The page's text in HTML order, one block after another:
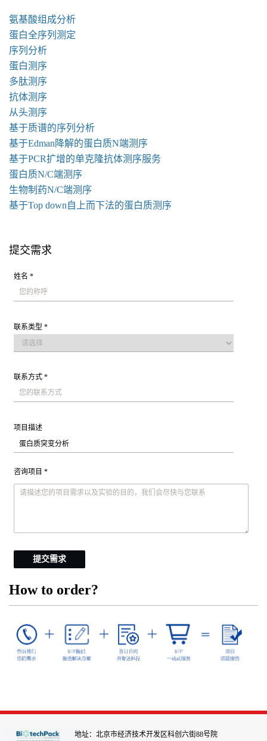
氨基酸组成分析
蛋白全序列测定
序列分析
蛋白测序
多肽测序
抗体测序
从头测序
基于质谱的序列分析
基于Edman降解的蛋白质N端测序
基于PCR扩增的单克隆抗体测序服务
蛋白质N/C端测序
生物制药N/C端测序
基于Top down自上而下法的蛋白质测序
提交需求
姓名 *
联系类型 *
联系方式 *
项目描述
咨询项目 *
提交需求
How to order?
地址：北京市经济技术开发区科创六街88号院